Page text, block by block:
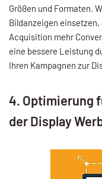
Größen und Formaten.
Bildanzeigen
Acquisition mehr
eine bessere Leistung
Ihren Kampagnen zur
4. Optimierung
der Display